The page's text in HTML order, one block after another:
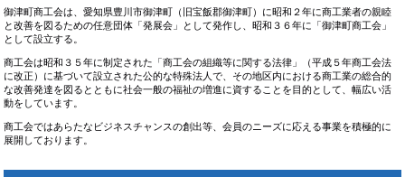
御津町商工会は、愛知県豊川市御津町（旧宝飯郡御津町）に昭和２年に商工業者の親睦
と改善を図るための任意団体「発展会」として発作し、昭和３６年に「御津町商工会」
として設立する。
商工会は昭和３５年に制定された「商工会の組織等に関する法律」（平成５年商工会法
に改正）に基づいて設立された公的な特殊法人で、その地区内における商工業の総合的
な改善発達を図るとともに社会一般の福祉の増進に資することを目的として、幅広い活
動をしています。
商工会ではあらたなビジネスチャンスの創出等、会員のニーズに応える事業を積極的に
展開しております。